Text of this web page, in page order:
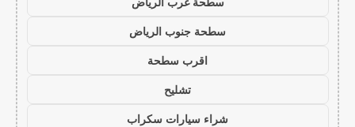
سطحة جنوب الرياض
اقرب سطحة
تشليح
شراء سيارات سكراب